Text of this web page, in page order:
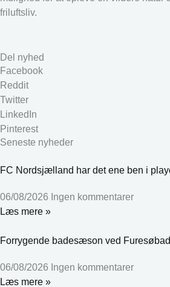
friluftsliv.
Del nyhed
Facebook
Reddit
Twitter
LinkedIn
Pinterest
Seneste nyheder
FC Nordsjælland har det ene ben i
06/08/2026 Ingen kommentarer
Læs mere »
Forrygende badesæson ved Furesøbad
06/08/2026 Ingen kommentarer
Læs mere »